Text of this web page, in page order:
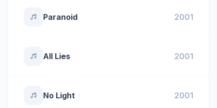
Paranoid 2001
All Lies 2001
No Light 2001